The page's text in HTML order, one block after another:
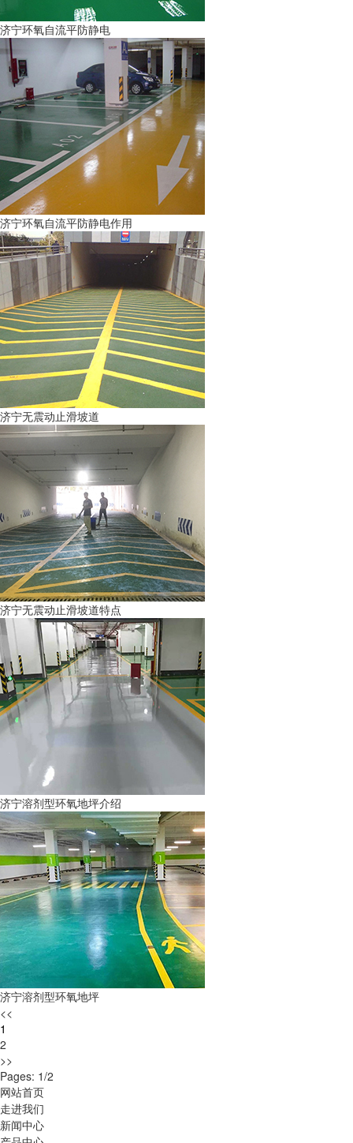
济宁环氧自流平防静电
济宁环氧自流平防静电作用
济宁无震动止滑坡道
济宁无震动止滑坡道特点
济宁溶剂型环氧地坪介绍
济宁溶剂型环氧地坪
<<
1
2
>>
Pages: 1/2
网站首页
走进我们
新闻中心